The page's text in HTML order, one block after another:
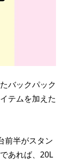
バックパック
テムを加えた
前半がスタン
あれば、20L